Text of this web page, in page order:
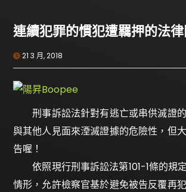
連續犯罪的慣犯遭羈押的法
21 3 月, 2018
刑事訴訟法針對有逃亡或串供滅證的
與其他人見面來湮滅證據的危險性，但
告喔！
依照現行刑事訴訟法第101-1條的規
情形，允許檢察官基於避免被告反覆再